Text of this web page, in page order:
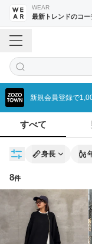
WEAR
最新トレンドのコー
新規会員登録で
すべて
身長
8件
コーディネート一覧